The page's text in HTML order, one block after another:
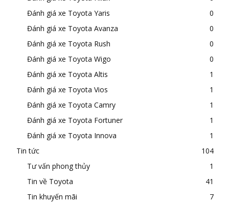
Đánh giá xe Toyota Yaris
0
Đánh giá xe Toyota Avanza
0
Đánh giá xe Toyota Rush
0
Đánh giá xe Toyota Wigo
0
Đánh giá xe Toyota Altis
1
Đánh giá xe Toyota Vios
1
Đánh giá xe Toyota Camry
1
Đánh giá xe Toyota Fortuner
1
Đánh giá xe Toyota Innova
1
Tin tức
104
Tư vấn phong thủy
1
Tin về Toyota
41
Tin khuyến mãi
7